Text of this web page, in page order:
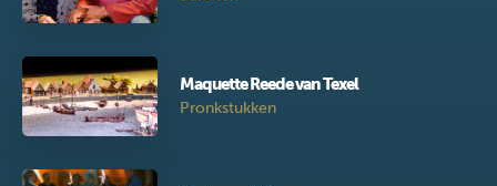
Maquette Reede van Texel
Pronkstukken